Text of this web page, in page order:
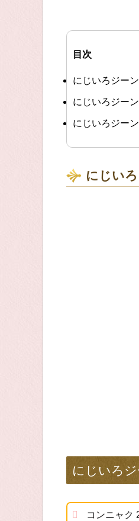
目次
にじいろジー
にじいろジー
にじいろジー
にじい
にじいろ
コンニャク